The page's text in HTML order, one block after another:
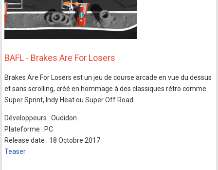
BAFL - Brakes Are For Losers
Brakes Are For Losers est un jeu de course arcade en vue du dessus
et sans scrolling, créé en hommage à des classiques rétro comme
Super Sprint, Indy Heat ou Super Off Road.
Développeurs : Oudidon
Plateforme : PC
Release date : 18 Octobre 2017
Teaser